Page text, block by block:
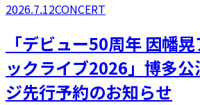
2026.7.12CONCERT
「デビュー50周年 因幡
ックライブ2026」博多公
ジ先行予約のお知らせ